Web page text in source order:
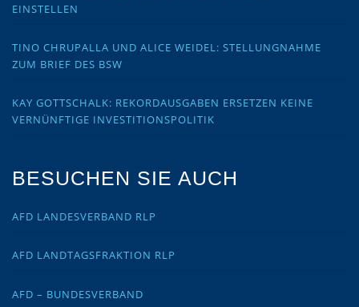
EINSTELLEN
TINO CHRUPALLA UND ALICE WEIDEL: STELLUNGNAHME
ZUM BRIEF DES BSW
KAY GOTTSCHALK: REKORDAUSGABEN ERSETZEN KEINE
VERNÜNFTIGE INVESTITIONSPOLITIK
BESUCHEN SIE AUCH
AFD LANDESVERBAND RLP
AFD LANDTAGSFRAKTION RLP
AFD – BUNDESVERBAND